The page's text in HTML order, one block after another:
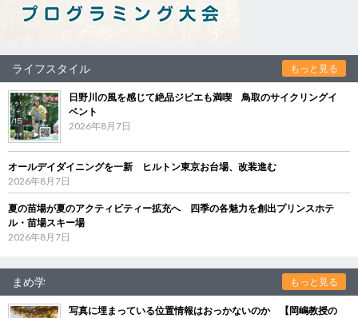
ライフスタイル もっと見る
日野川の風を感じて絶品ジビエも満喫 鳥取のサイクリングイ
ベント
2026年8月7日
オールデイダイニングを一新 ヒルトン東京お台場、改装進む
2026年8月7日
夏の苗場が夏のアクティビティー拡充へ 四季の各魅力を創出プリンスホテ
ル・苗場スキー場
2026年8月7日
まめ学 もっと見る
写真に埋まっている位置情報はおっかないのか 【岡嶋教授の